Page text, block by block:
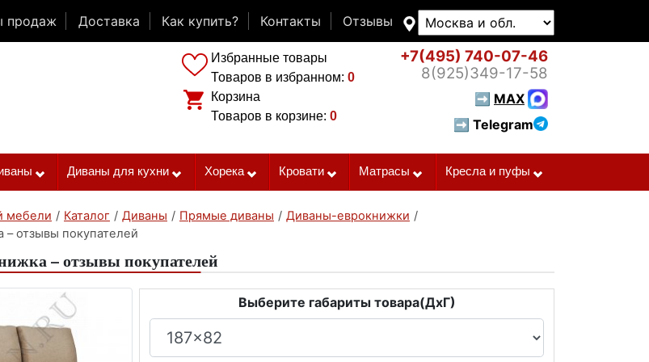
продаж Доставка Как купить? Контакты Отзывы
Избранные товары
Товаров в избранном: 0
Корзина
Товаров в корзине: 0
+7(495) 740-07-46
8(925)349-17-58
➡ MAX
➡ Telegram
Диваны для кухни Хорека Кровати Матрасы Кресла и пуфы
мебели / Каталог / Диваны / Прямые диваны / Диваны-еврокнижки /
отзывы покупателей
– отзывы покупателей
Выберите габариты товара(ДxГ)